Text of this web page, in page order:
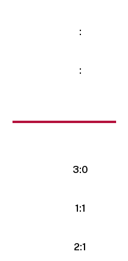
:
:
3:0
1:1
2:1